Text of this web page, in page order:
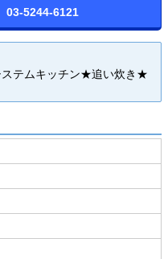
03-5244-6121
テムキッチン★追い炊き★